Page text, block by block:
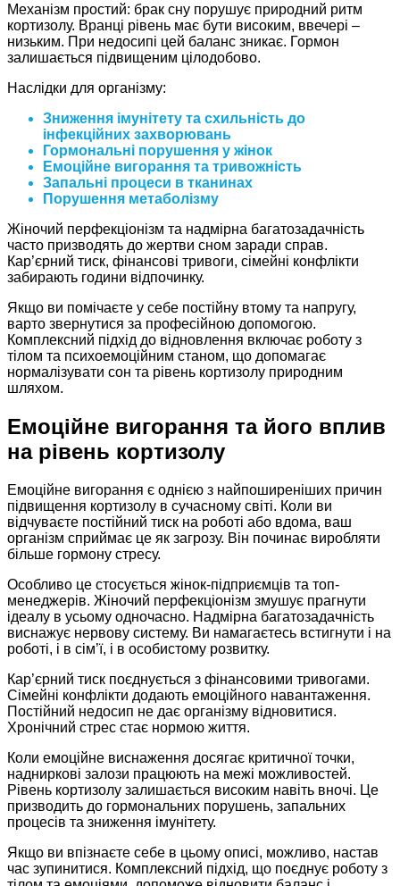
Механізм простий: брак сну порушує природний ритм
кортизолу. Вранці рівень має бути високим, ввечері –
низьким. При недосипі цей баланс зникає. Гормон
залишається підвищеним цілодобово.
Наслідки для організму:
Зниження імунітету та схильність до
інфекційних захворювань
Гормональні порушення у жінок
Емоційне вигорання та тривожність
Запальні процеси в тканинах
Порушення метаболізму
Жіночий перфекціонізм та надмірна багатозадачність
часто призводять до жертви сном заради справ.
Кар’єрний тиск, фінансові тривоги, сімейні конфлікти
забирають години відпочинку.
Якщо ви помічаєте у себе постійну втому та напругу,
варто звернутися за професійною допомогою.
Комплексний підхід до відновлення включає роботу з
тілом та психоемоційним станом, що допомагає
нормалізувати сон та рівень кортизолу природним
шляхом.
Емоційне вигорання та його вплив
на рівень кортизолу
Емоційне вигорання є однією з найпоширеніших причин
підвищення кортизолу в сучасному світі. Коли ви
відчуваєте постійний тиск на роботі або вдома, ваш
організм сприймає це як загрозу. Він починає виробляти
більше гормону стресу.
Особливо це стосується жінок-підприємців та топ-
менеджерів. Жіночий перфекціонізм змушує прагнути
ідеалу в усьому одночасно. Надмірна багатозадачність
виснажує нервову систему. Ви намагаєтесь встигнути і на
роботі, і в сім’ї, і в особистому розвитку.
Кар’єрний тиск поєднується з фінансовими тривогами.
Сімейні конфлікти додають емоційного навантаження.
Постійний недосип не дає організму відновитися.
Хронічний стрес стає нормою життя.
Коли емоційне виснаження досягає критичної точки,
надниркові залози працюють на межі можливостей.
Рівень кортизолу залишається високим навіть вночі. Це
призводить до гормональних порушень, запальних
процесів та зниження імунітету.
Якщо ви впізнаєте себе в цьому описі, можливо, настав
час зупинитися. Комплексний підхід, що поєднує роботу з